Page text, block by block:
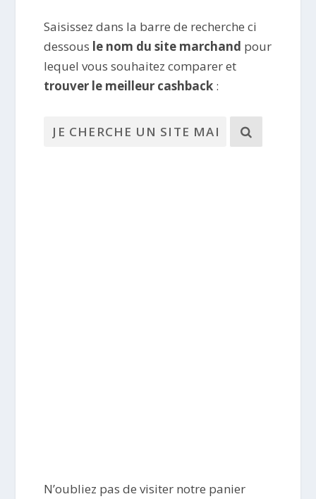
Saisissez dans la barre de recherche ci
dessous le nom du site marchand pour
lequel vous souhaitez comparer et
trouver le meilleur cashback :
N’oubliez pas de visiter notre panier